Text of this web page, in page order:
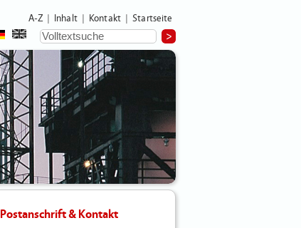
A-Z Inhalt Kontakt Startseite
Postanschrift & Kontakt